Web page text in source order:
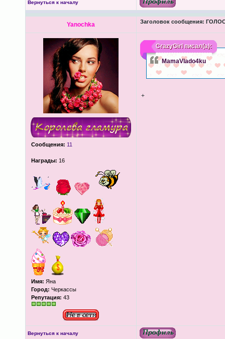
Вернуться к началу
Yanochka Заголовок сообщения:
Сообщения: 11
Награды: 16
Имя: Яна
Город: Черкассы
Репутация: 43
CrazyGirlписал(а):
MamaVlado4ku
+
Вернуться к началу